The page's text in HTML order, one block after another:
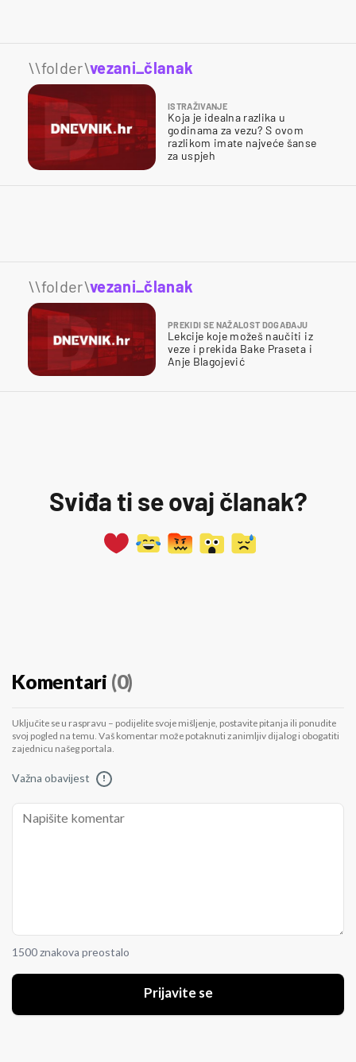
\\folder\vezani_članak
ISTRAŽIVANJE
Koja je idealna razlika u
godinama za vezu? S ovom
razlikom imate najveće šanse
za uspjeh
\\folder\vezani_članak
PREKIDI SE NAŽALOST DOGAĐAJU
Lekcije koje možeš naučiti iz
veze i prekida Bake Praseta i
Anje Blagojević
Sviđa ti se ovaj članak?
Komentari (0)
Uključite se u raspravu – podijelite svoje mišljenje, postavite pitanja ili ponudite
svoj pogled na temu. Vaš komentar može potaknuti zanimljiv dijalog i obogatiti
zajednicu našeg portala.
Važna obavijest !
1500 znakova preostalo
Prijavite se